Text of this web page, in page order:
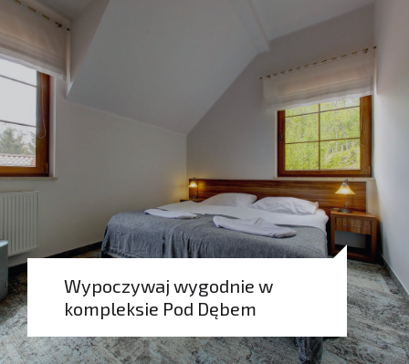
Wypoczywaj wygodnie w
kompleksie Pod Dębem